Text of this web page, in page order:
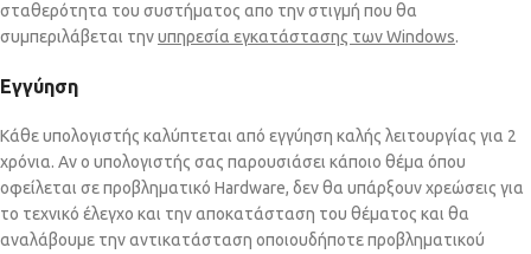
σταθερότητα του συστήματος απο την στιγμή που θα
συμπεριλάβεται τηνυπηρεσία εγκατάστασης των Windows.
Εγγύηση
Κάθε υπολογιστής καλύπτεται από εγγύηση καλής λειτουργίας για 2
χρόνια. Αν ο υπολογιστής σας παρουσιάσει κάποιο θέμα όπου
οφείλεται σε προβληματικό Hardware, δεν θα υπάρξουν χρεώσεις για
το τεχνικό έλεγχο και την αποκατάσταση του θέματος και θα
αναλάβουμε την αντικατάσταση οποιουδήποτε προβληματικού